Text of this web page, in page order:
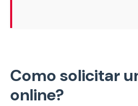
Como solicitar
online?